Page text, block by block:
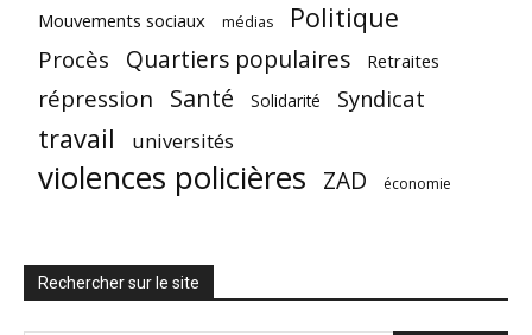
Mouvements sociaux médias Politique
Procès Quartiers populaires Retraites
répression Santé Solidarité Syndicat
travail universités
violences policières ZAD économie
Rechercher sur le site